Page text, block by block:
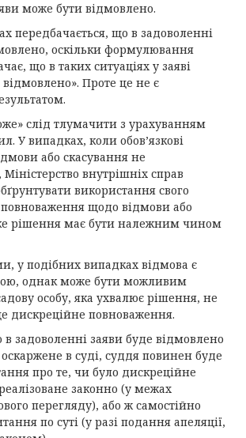
може бути відмовлено.
передбачається, що в задоволенні
оскільки формулювання
що в таких ситуаціях у заяві
Проте це не є
слід тлумачити з урахуванням
У випадках, коли обов’язкові
або скасування не
Міністерство внутрішніх справ
використання свого
щодо відмови або
рішення має бути належним чином
у подібних випадках відмова є
однак може бути можливим
особу, яка ухвалює рішення, не
дискреційне повноваження.
задоволенні заяви буде відмовлено
в суді, суддя повинен буде
про те, чи було дискреційне
законно (у межах
перегляду), або ж самостійно
по суті (у разі подання апеляції,